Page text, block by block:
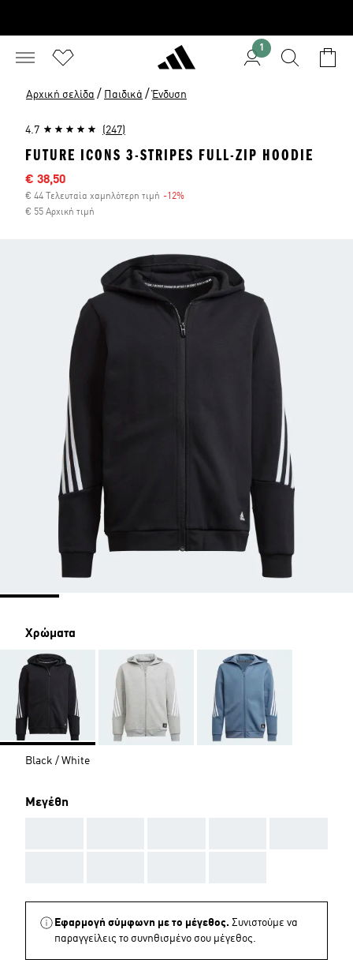
1
Αρχική σελίδα / Παιδικά / Ένδυση
4.7 (247)
FUTURE ICONS 3-STRIPES FULL-ZIP HOODIE
Τιμή έκπτωσης
€ 38,50
€ 44 Τελευταία χαμηλότερη τιμή -12%
€ 55 Αρχική τιμή
Χρώματα
Black / White
Μεγέθη
Εφαρμογή σύμφωνη με το μέγεθος. Συνιστούμε να
παραγγείλεις το συνηθισμένο σου μέγεθος.